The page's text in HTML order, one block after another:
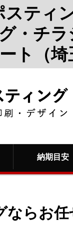
スティ
・チ
ート（
納期目安
ならお